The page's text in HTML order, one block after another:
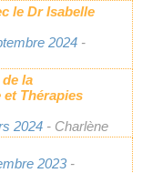
le Dr Isabelle
2024 -
la
Thérapies
2024 - Charlène
2023 -